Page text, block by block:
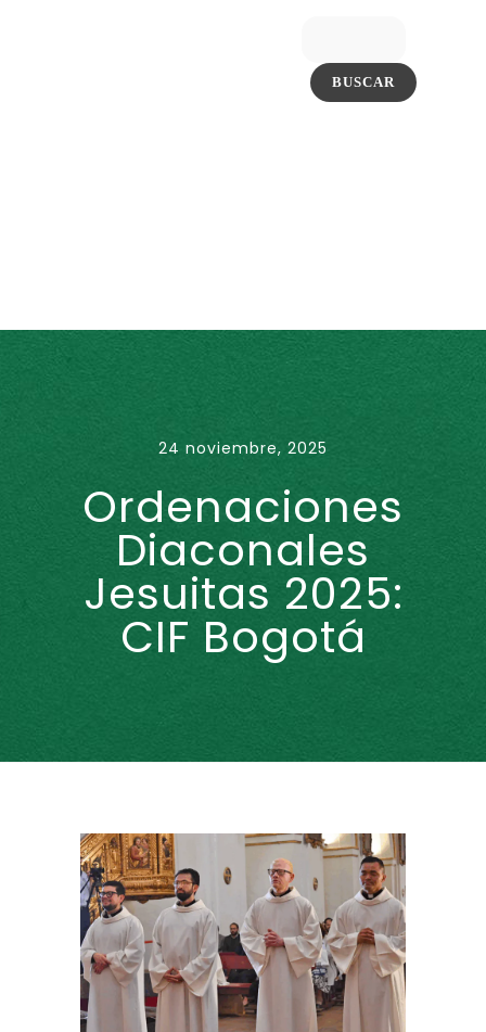
24 noviembre, 2025
Ordenaciones
Diaconales
Jesuitas 2025:
CIF Bogotá